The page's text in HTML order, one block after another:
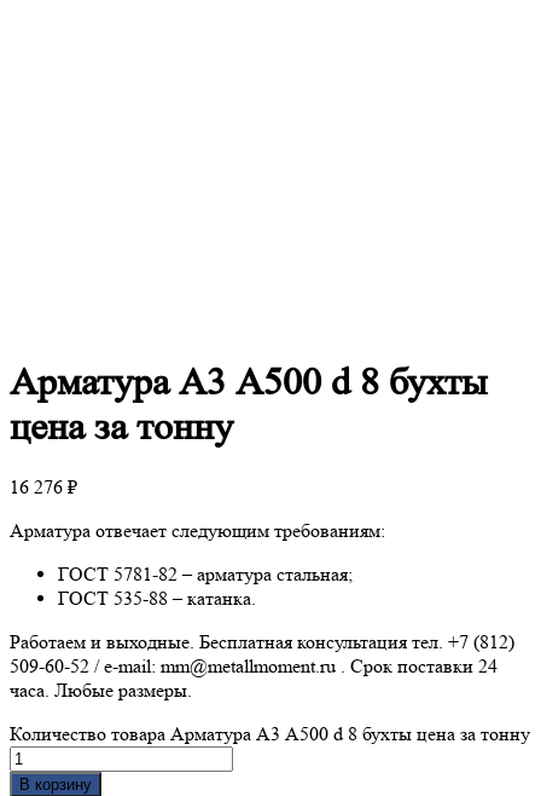
АрматураА3 А500 d 8 бухты
цена за тонну
16 276 ₽
Арматура отвечает следующим требованиям:
ГОСТ 5781-82 – арматура стальная;
ГОСТ 535-88 – катанка.
Работаем и выходные. Бесплатная консультация тел. +7 (812)
509-60-52 / e-mail: mm@metallmoment.ru . Срок поставки 24
часа. Любые размеры.
Количество товара Арматура А3 А500 d 8 бухты цена за тонну
В корзину